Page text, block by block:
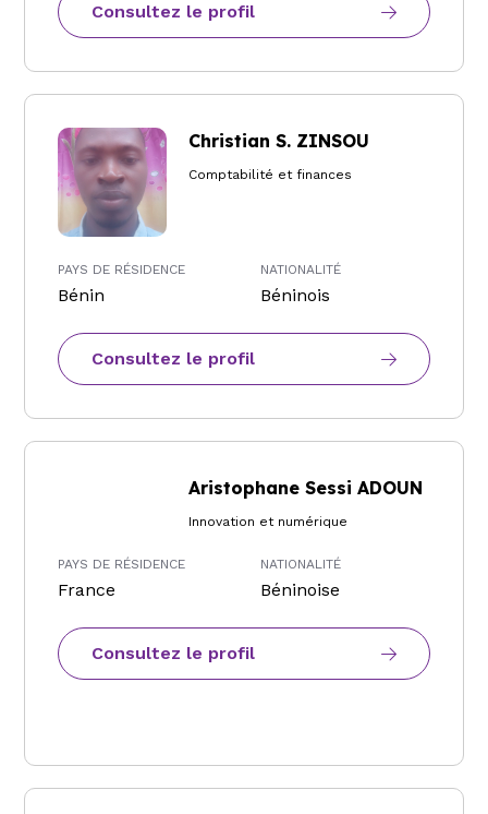
Consultez le profil
Christian S. ZINSOU
Comptabilité et finances
PAYS DE RÉSIDENCE
Bénin
NATIONALITÉ
Béninois
Consultez le profil
Aristophane Sessi ADOUN
Innovation et numérique
PAYS DE RÉSIDENCE
France
NATIONALITÉ
Béninoise
Consultez le profil